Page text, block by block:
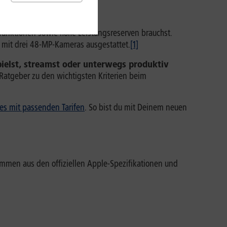
sowie hohe Leistungsreserven brauchst.
drei 48-MP-Kameras ausgestattet.[1]
streamst oder unterwegs produktiv
zu den wichtigsten Kriterien beim
mit passenden Tarifen. So bist du mit Deinem neuen
aus den offiziellen Apple-Spezifikationen und